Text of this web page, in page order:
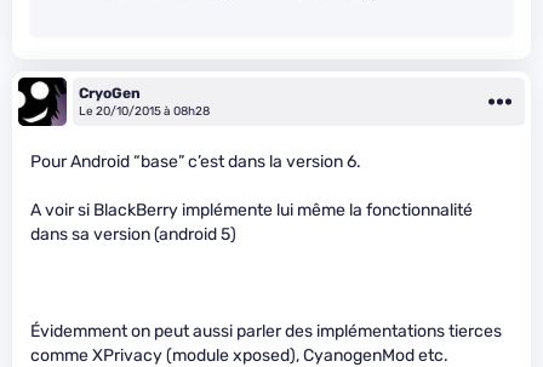
CryoGen
Le 20/10/2015 à 08h28
Pour Android “base” c’est dans la version 6.
A voir si BlackBerry implémente lui même la fonctionnalité
dans sa version (android 5)
Évidemment on peut aussi parler des implémentations tierces
comme XPrivacy (module xposed), CyanogenMod etc.